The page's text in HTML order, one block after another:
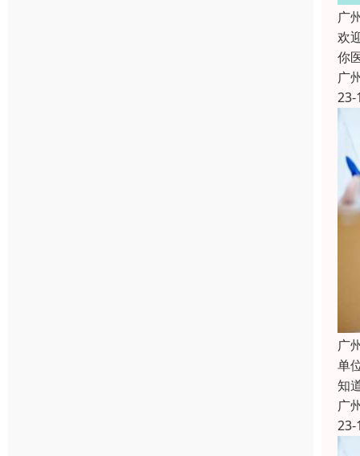
广
欢
你
广
23-
广
单
知
广
23-